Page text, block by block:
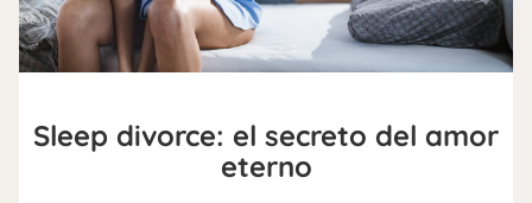
Sleep divorce: el secreto del amor
eterno